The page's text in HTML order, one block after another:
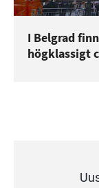
I Belgrad
högklassigt